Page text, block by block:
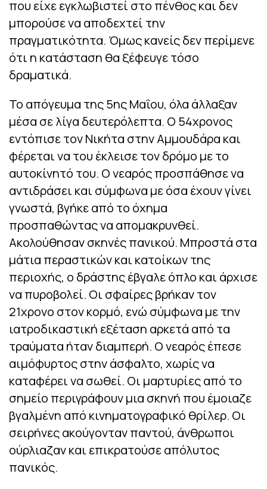
που είχε εγκλωβιστεί στο πένθος και δεν
μπορούσε να αποδεχτεί την
πραγματικότητα. Όμως κανείς δεν περίμενε
ότι η κατάσταση θα ξέφευγε τόσο
δραματικά.
Το απόγευμα της 5ης Μαΐου, όλα άλλαξαν
μέσα σε λίγα δευτερόλεπτα. Ο 54χρονος
εντόπισε τον Νικήτα στην Αμμουδάρα και
φέρεται να του έκλεισε τον δρόμο με το
αυτοκίνητό του. Ο νεαρός προσπάθησε να
αντιδράσει και σύμφωνα με όσα έχουν γίνει
γνωστά, βγήκε από το όχημα
προσπαθώντας να απομακρυνθεί.
Ακολούθησαν σκηνές πανικού. Μπροστά στα
μάτια περαστικών και κατοίκων της
περιοχής, ο δράστης έβγαλε όπλο και άρχισε
να πυροβολεί. Οι σφαίρες βρήκαν τον
21χρονο στον κορμό, ενώ σύμφωνα με την
ιατροδικαστική εξέταση αρκετά από τα
τραύματα ήταν διαμπερή. Ο νεαρός έπεσε
αιμόφυρτος στην άσφαλτο, χωρίς να
καταφέρει να σωθεί. Οι μαρτυρίες από το
σημείο περιγράφουν μια σκηνή που έμοιαζε
βγαλμένη από κινηματογραφικό θρίλερ. Οι
σειρήνες ακούγονταν παντού, άνθρωποι
ούρλιαζαν και επικρατούσε απόλυτος
πανικός.